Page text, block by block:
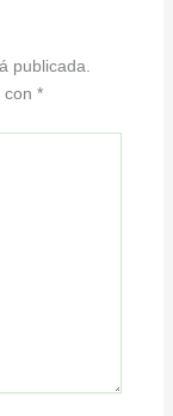
publicada.
con *